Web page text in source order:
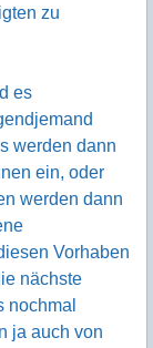
zu
es
werden dann
ein, oder
werden dann
Vorhaben
nächste
nochmal
ja auch von